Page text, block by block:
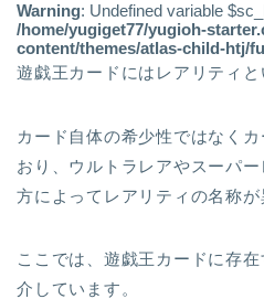
Warning: Undefined variable
/home/yugiget77/yugioh-
content/themes/atlas-child-htj/
遊戯王カードにはレアリティと
カード自体の希少性ではなく
おり、ウルトラレアやスーパ
方によってレアリティの名称が
ここでは、 遊戯王カードに存
介 しています。